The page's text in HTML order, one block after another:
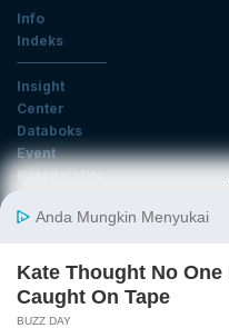
Info
Indeks
Insight
Center
Databoks
Event
KatadataOto
Email